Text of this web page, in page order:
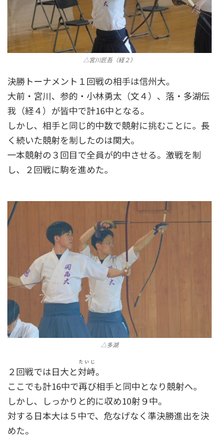
△宮川匠吾（経２）
決勝トーナメント１回戦の相手は信州大。
大前・宮川、参的・小林勇太（文４）、落・多湖伝
我（経４）が皆中で計16中となる。
しかし、相手と同じ的中数で競射に挑むことに。長
く続いた競射を制したのは関大。
一本競射の３回目で全員が的中させる。激戦を制
し、２回戦に駒を進めた。
△多湖
２回戦では日大と対峙
たいじ
。
ここでも計16中で再び相手と同中となり競射へ。
しかし、しっかりと的に収め10射９中。
対する日本大は５中で、危なげなく準決勝進出を決
めた。